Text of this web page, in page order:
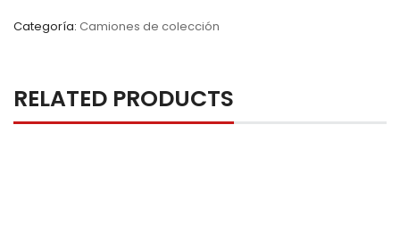
Categoría: Camiones de colección
RELATED PRODUCTS